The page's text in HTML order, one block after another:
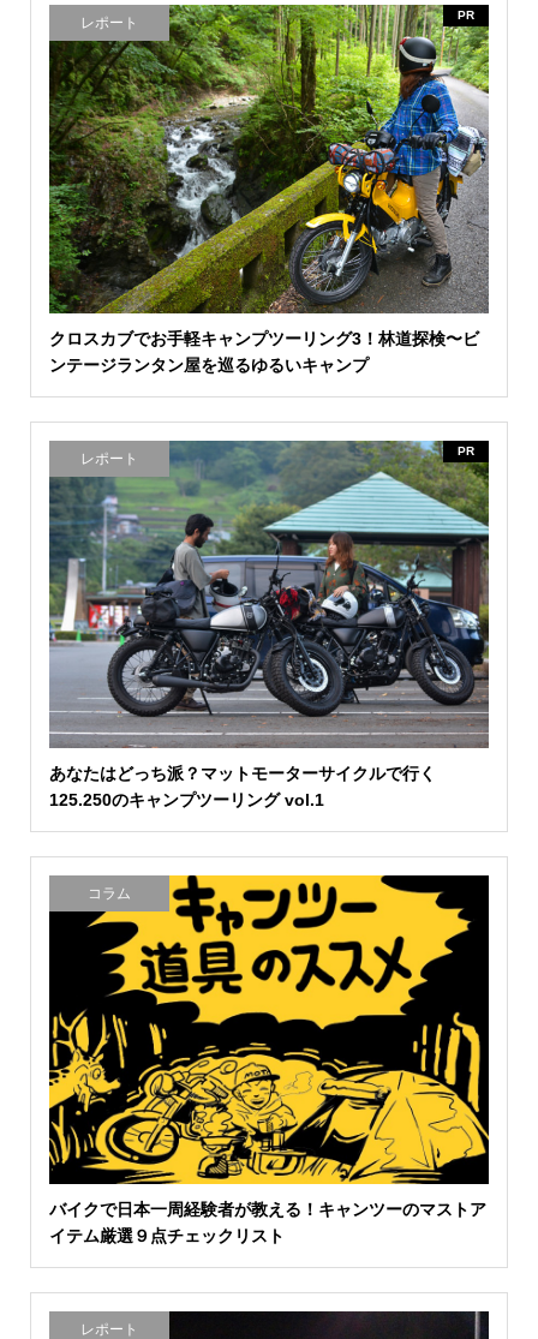
レポート PR
クロスカブでお手軽キャンプツーリング3！林道探検〜ビ
ンテージランタン屋を巡るゆるいキャンプ
レポート PR
あなたはどっち派？マットモーターサイクルで行く
125.250のキャンプツーリング vol.1
コラム
バイクで日本一周経験者が教える！キャンツーのマストア
イテム厳選９点チェックリスト
レポート